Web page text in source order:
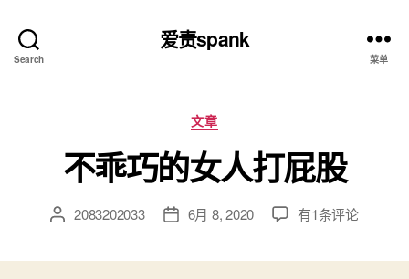
Search
爱责spank
菜单
分
类
文章
不乖巧的女人打屁股
文 2083202033
发 6月 8, 2020
不
有1条评论